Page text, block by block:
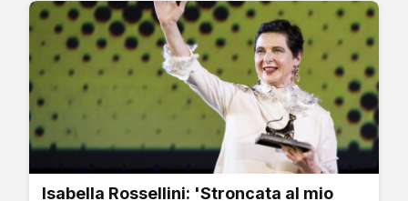
Isabella Rossellini: 'Stroncata al mio